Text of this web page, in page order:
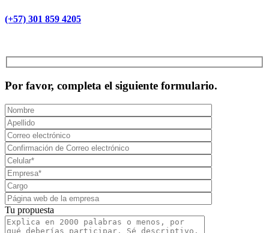
(+57) 301 859 4205
Por favor, completa el siguiente formulario.
Tu propuesta